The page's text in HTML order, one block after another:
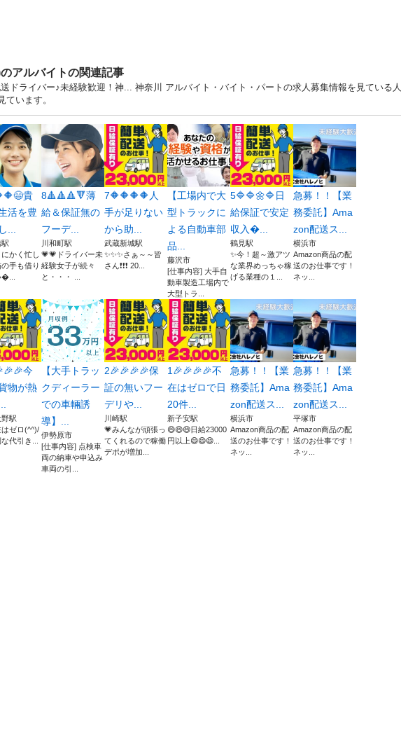
のアルバイトの関連記事
ドライバー♪未経験歓迎！神... 神奈川 アルバイト・バイト・パートの求人募集情報を見ている人
ています。
貴
活を豊
...
かく忙し
の手も借り
8🔺🔺🔺🔻薄
給＆保証無の
フーデ...
川和町駅
💗💗ドライバー未
経験女子が続々
と・・・ ...
7🔶🔶🔶🔶人
手が足りない
から助...
武蔵新城駅
✨✨✨さぁ～～皆
さん❗️❗️❗️ 20...
【工場内で大
型トラックに
よる自動車部
品...
藤沢市
[仕事内容] 大手自
動車製造工場内で
大型トラ...
5🔷🔷🌼🔷日
給保証で安定
収入...
鶴見駅
✨今！超～激アツ
な業界めっちゃ稼
げる業種の１...
急募！！【業
務委託】Ama
zon配送ス...
横浜市
Amazon商品の配
送のお仕事です！
ネッ...
今
物が熱
駅
ゼロ(^^)/
代引き...
【大手トラッ
クディーラー
での車輛誘
導】...
伊勢原市
[仕事内容] 点検車
両の納車や申込み
車両の引...
2🎉🎉🎉🎉保
証の無いフー
デリや...
川崎駅
💗みんなが頑張っ
てくれるので稼働
デポが増加...
1🎉🎉🎉🎉不
在はゼロで日
20件...
新子安駅
😄😄😄日給23000
円以上😄😄😄...
急募！！【業
務委託】Ama
zon配送ス...
横浜市
Amazon商品の配
送のお仕事です！
ネッ...
急募！！【業
務委託】Ama
zon配送ス...
平塚市
Amazon商品の配
送のお仕事です！
ネッ...